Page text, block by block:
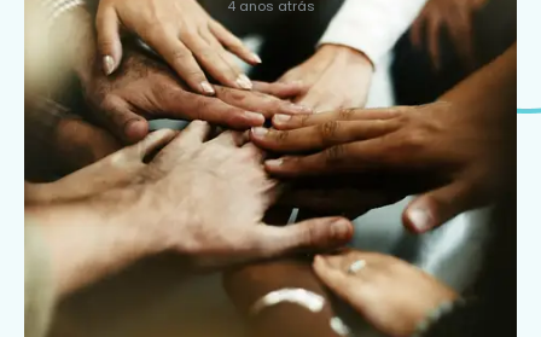
4 anos atrás